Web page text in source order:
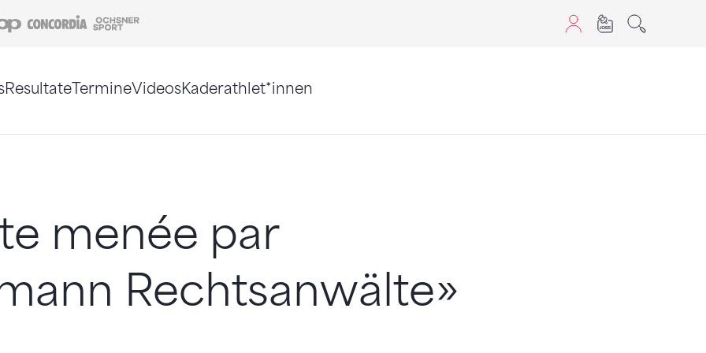
Coop Concordia
ResultateTermineVideosKaderathlet*innen
menée par
Rechtsanwälte»